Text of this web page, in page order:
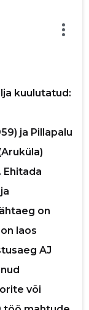
kuulutatud:
ja Pillapalu
Ehitada
on
laos
AJ
või